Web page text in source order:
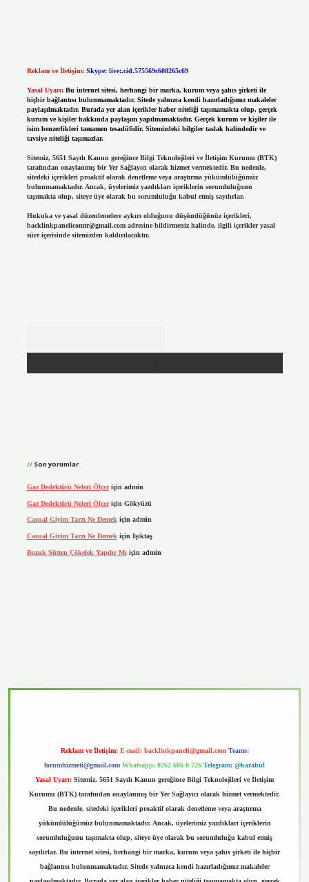
Reklam ve İletişim: Skype: live:.cid.575569c608265c69
Yasal Uyarı: Bu internet sitesi, herhangi bir marka, kurum veya şahıs şirketi ile
hiçbir bağlantısı bulunmamaktadır. Sitede yalnızca kendi hazırladığımız makaleler
paylaşılmaktadır. Burada yer alan içerikler haber niteliği taşımamakta olup, gerçek
kurum ve kişiler hakkında paylaşım yapılmamaktadır. Gerçek kurum ve kişiler ile
isim benzerlikleri tamamen tesadüfidir. Sitemizdeki bilgiler taslak halindedir ve
tavsiye niteliği taşımazlar.
Sitemiz, 5651 Sayılı Kanun gereğince Bilgi Teknolojileri ve İletişim Kurumu (BTK)
tarafından onaylanmış bir Yer Sağlayıcı olarak hizmet vermektedir. Bu nedenle,
sitedeki içerikleri proaktif olarak denetleme veya araştırma yükümlülüğümüz
bulunmamaktadır. Ancak, üyelerimiz yazdıkları içeriklerin sorumluluğunu
taşımakta olup, siteye üye olarak bu sorumluluğu kabul etmiş sayılırlar.
Hukuka ve yasal düzenlemelere aykırı olduğunu düşündüğünüz içerikleri,
backlinkpanelicomtr@gmail.comadresine bildirmeniz halinde, ilgili içerikler yasal
süre içerisinde sitemizden kaldırılacaktır.
Son yorumlar
Gaz Dedektörü Neleri Ölçeriçin admin
Gaz Dedektörü Neleri Ölçeriçin Gökyüzü
Casual Giyim Tarzı Ne Demekiçin admin
Casual Giyim Tarzı Ne Demek için Işıktaş
Bozuk Sütten Çökelek Yapılır Mı için admin
Reklam ve İletişim: E-mail: backlinkpaneli@gmail.com Teams:
forumhizmeti@gmail.com Whatsapp: 0262 606 0 726 Telegram: @karabul
Yasal Uyarı: Sitemiz, 5651 Sayılı Kanun gereğince Bilgi Teknolojileri ve İletişim
Kurumu (BTK) tarafından onaylanmış bir Yer Sağlayıcı olarak hizmet vermektedir.
Bu nedenle, sitedeki içerikleri proaktif olarak denetleme veya araştırma
yükümlülüğümüz bulunmamaktadır. Ancak, üyelerimiz yazdıkları içeriklerin
sorumluluğunu taşımakta olup, siteye üye olarak bu sorumluluğu kabul etmiş
sayılırlar. Bu internet sitesi, herhangi bir marka, kurum veya şahıs şirketi ile hiçbir
bağlantısı bulunmamaktadır. Sitede yalnızca kendi hazırladığımız makaleler